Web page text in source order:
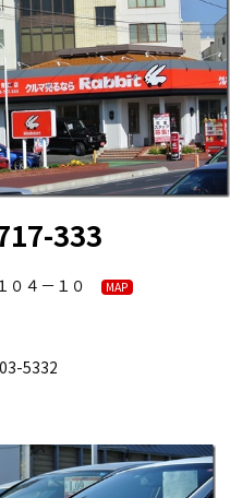
333
０４－１０ MAP
5332